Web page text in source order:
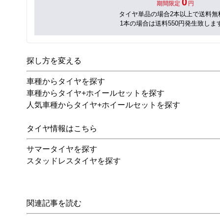
期間限定 円
タイヤ単品の場合2本以上で送料無
1本の場合は送料550円発生致しま
探し方を変える
車種からタイヤを探す
車種からタイヤ+ホイールセットを探す
人気車種からタイヤ+ホイールセットを探す
タイヤ情報はこちら
サマータイヤを探す
スタッドレスタイヤを探す
関連記事を読む